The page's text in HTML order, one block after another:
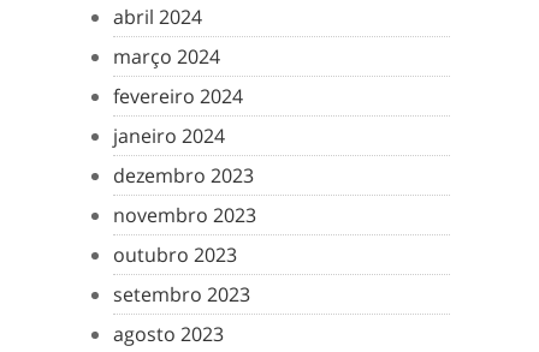
abril 2024
março 2024
fevereiro 2024
janeiro 2024
dezembro 2023
novembro 2023
outubro 2023
setembro 2023
agosto 2023